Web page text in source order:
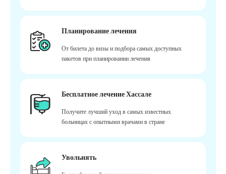
Планирование лечения
От билета до визы и подбора самых доступных
пакетов при планировании лечения
Бесплатное лечение Хассале
Получите лучший уход в самых известных
больницах с опытными врачами в стране
Увольнять